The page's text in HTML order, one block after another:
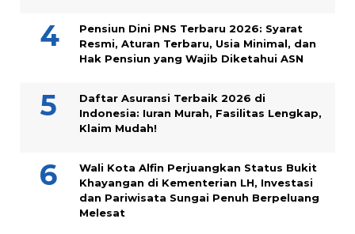
Pensiun Dini PNS Terbaru 2026: Syarat
Resmi, Aturan Terbaru, Usia Minimal, dan
Hak Pensiun yang Wajib Diketahui ASN
Daftar Asuransi Terbaik 2026 di
Indonesia: Iuran Murah, Fasilitas Lengkap,
Klaim Mudah!
Wali Kota Alfin Perjuangkan Status Bukit
Khayangan di Kementerian LH, Investasi
dan Pariwisata Sungai Penuh Berpeluang
Melesat